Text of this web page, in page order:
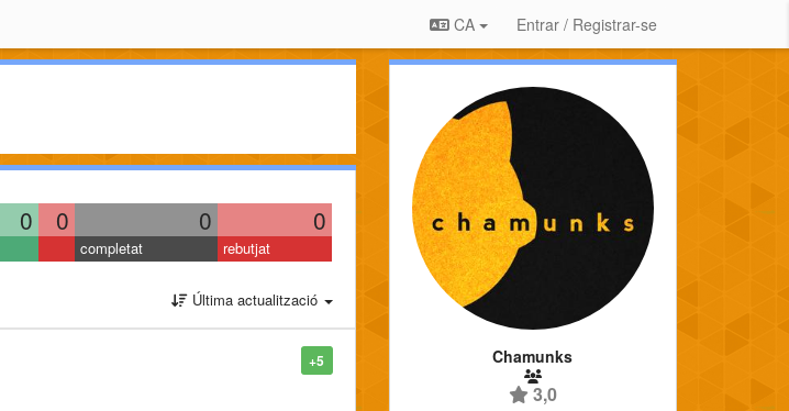
CA Entrar / Registrar-se
0 0 0 0
completat rebutjat
Última actualització
+5 Chamunks
3,0